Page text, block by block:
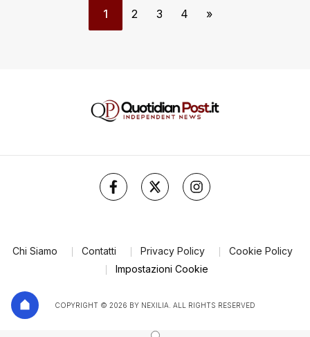
1 2 3 4 »
Chi Siamo Contatti Privacy Policy
Cookie Policy
Impostazioni Cookie
COPYRIGHT © 2026 BY NEXILIA. ALL RIGHTS RESERVED